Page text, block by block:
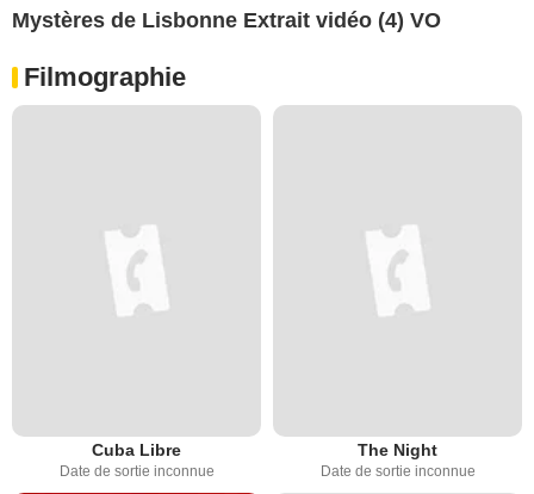
Mystères de Lisbonne Extrait vidéo (4) VO
Filmographie
Cuba Libre
Date de sortie inconnue
The Night
Date de sortie inconnue